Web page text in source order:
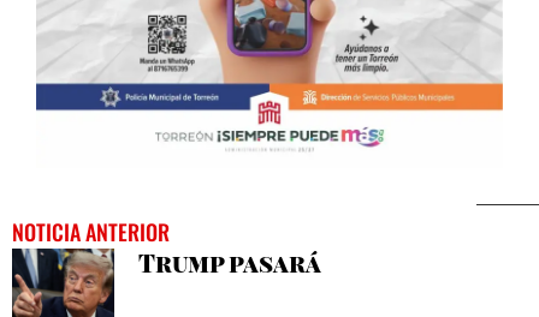
NOTICIA ANTERIOR
Trump pasará